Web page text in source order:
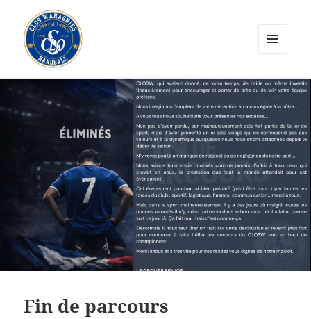
CLOS Wahagnies Handball
WIDGETS
Fin de parcours